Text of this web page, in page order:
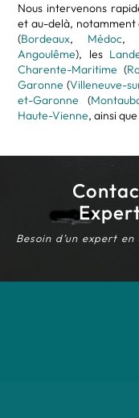
Nous intervenons
et au-delà, notamment
(Bordeaux, Médoc,
Angoulême), les
Charente-Maritime (
Garonne (Villeneuve-
et-Garonne (
Haute-Vienne, ainsi
Besoin d’un expert